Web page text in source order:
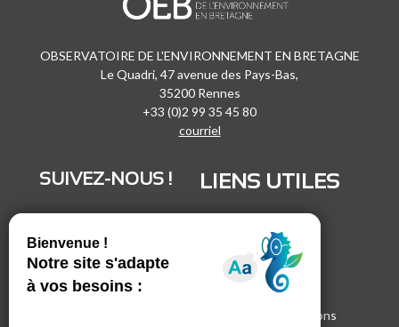
OBSERVATOIRE DE L'ENVIRONNEMENT EN BRETAGNE
Le Quadri, 47 avenue des Pays-Bas,
35200 Rennes
+33 (0)2 99 35 45 80
courriel
SUIVEZ-NOUS !
Vimeo
Facebook
LIENS UTILES
Marchés publics
Espace presse
Inscrivez-vous à nos lettres d'informations